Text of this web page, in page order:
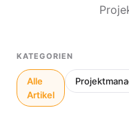
KATEGORIEN
Alle
Artikel